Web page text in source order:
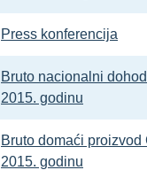
Press konferencija
Bruto nacionalni
2015. godinu
Bruto domaći proizvod
2015. godinu